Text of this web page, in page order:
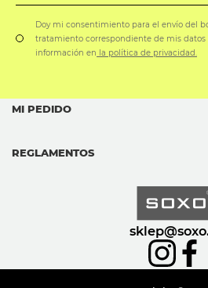
Doy mi consentimiento para el envío del
tratamiento correspondiente de mis datos
información en la política de privacidad.
MI PEDIDO
REGLAMENTOS